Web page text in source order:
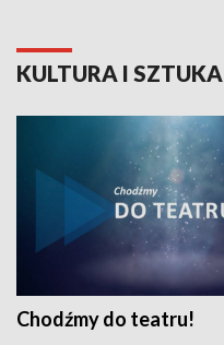
KULTURA I SZTUKA
Chodźmy do teatru!